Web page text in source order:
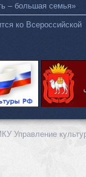
– большая семья»
ко Всероссийской
Управление